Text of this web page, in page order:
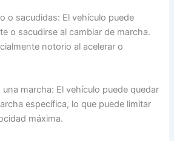
o sacudidas: El vehículo puede
o sacudirse al cambiar de marcha.
notorio al acelerar o
marcha: El vehículo puede quedar
específica, lo que puede limitar
máxima.